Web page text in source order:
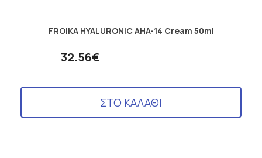
FROIKA HYALURONIC AHA-14 Cream 50ml
32.56€
ΣΤΟ ΚΑΛΑΘΙ